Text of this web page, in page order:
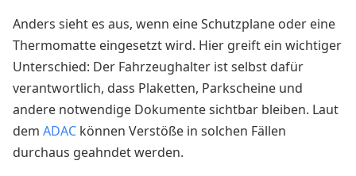
Anders sieht es aus, wenn eine Schutzplane oder eine
Thermomatte eingesetzt wird. Hier greift ein wichtiger
Unterschied: Der Fahrzeughalter ist selbst dafür
verantwortlich, dass Plaketten, Parkscheine und
andere notwendige Dokumente sichtbar bleiben. Laut
dem ADAC können Verstöße in solchen Fällen
durchaus geahndet werden.